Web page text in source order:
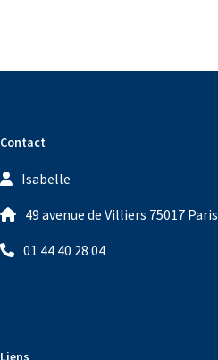
Contact
Isabelle
49 avenue de Villiers 75017 Paris
01 44 40 28 04
Liens